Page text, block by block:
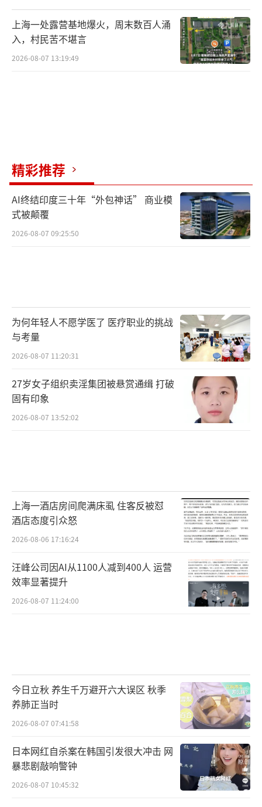
多，都是为了放头盔。”在北京海淀区一家电
动自行车店，店员告诉记者，在售的部分新国
标车对存放头盔有一些设计，比如在车把上配
家咨询，两家客服都表示在售车型没有放置头
盔的空间。至于安装车筐、尾箱进行收纳，有
的建议咨询车管所，有的明确表示没有相应设
计，不允许改装。
电动车安装尾箱究竟算不算违法改装？记
者通过北京交管12123热线进行了咨询。
民警解答说，首先，车辆必须符合国家标
准，出厂设计有后衣架，说明车辆本身具备安
装尾箱的条件。第二，即便可以安装，也要符
合《中华人民共和国道路交通安全法实施条
得超出车轮，后端不得超出车身0.3米。
“如果车辆本身设计没有后衣架，而是通
过自行加装、焊接支架，改变车体结构，那就
法律法规关于电动自行车载物规定的尺寸，也
属于违法。”民警进一步解释，从安全角度
讲，载物过长过宽过高，一方面会造成自身车
既危及自身安全，对其他车辆和人员也是不负
责任的。
“不同的车型情况不同，还需要具体问题
具体分析，车主可以向厂家了解车辆规格和配
置。即便可以安装，也需注意在法律法规规定
的范围内安装。”民警说，除了尾箱之外，有
上海一处露营基地爆火，周末数百人涌
入，村民苦不堪言
2026-08-07 13:19:49
精彩推荐
AI终结印度三十年“外包神话” 商业模
式被颠覆
2026-08-07 09:25:50
为何年轻人不愿学医了 医疗职业的挑战
与考量
2026-08-07 11:20:31
27岁女子组织卖淫集团被悬赏通缉 打破
固有印象
2026-08-07 13:52:02
上海一酒店房间爬满床虱 住客反被怼
酒店态度引众怒
2026-08-06 17:16:24
汪峰公司因AI从1100人减到400人 运营
效率显著提升
2026-08-07 11:24:00
今日立秋 养生千万避开六大误区 秋季
养肺正当时
2026-08-07 07:41:58
日本网红自杀案在韩国引发很大冲击 网
暴悲剧敲响警钟
2026-08-07 10:45:32